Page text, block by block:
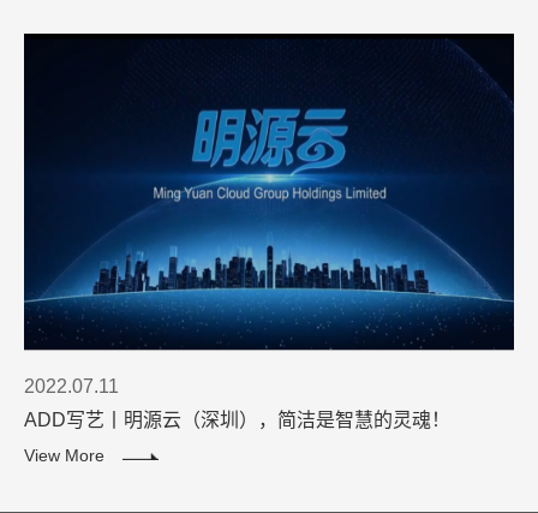
2022.07.11
ADD写艺丨明源云（深圳），简洁是智慧的灵魂！
View More